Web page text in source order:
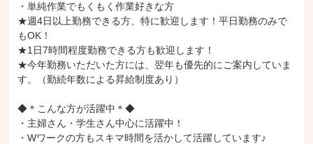
・単純作業でもくもく作業好きな方
★週4日以上勤務できる方、特に歓迎します！平日勤務のみで
もOK！
★1日7時間程度勤務できる方も歓迎します！
★今年勤務いただいた方には、翌年も優先的にご案内していま
す。（勤続年数による昇給制度あり）
◆＊こんな方が活躍中＊◆
・主婦さん・学生さん中心に活躍中！
・Wワークの方もスキマ時間を活かして活躍しています♪